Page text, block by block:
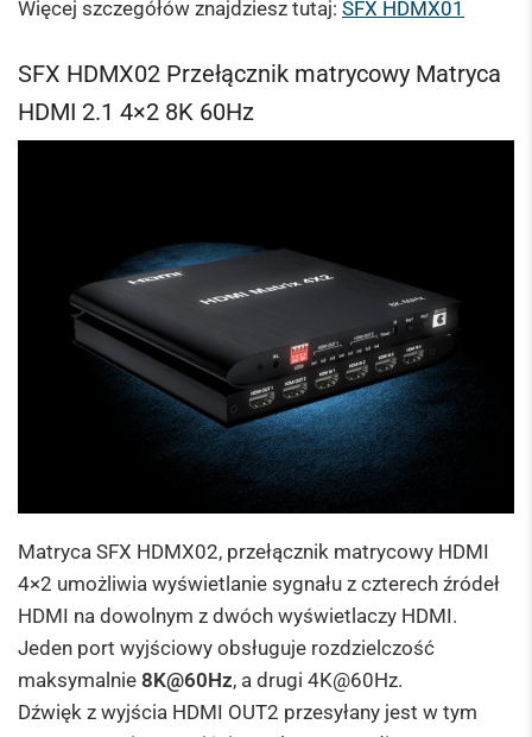
Więcej szczegółów znajdziesz tutaj: SFX HDMX01
SFX HDMX02 Przełącznik matrycowy Matryca
HDMI 2.1 4×2 8K 60Hz
Matryca SFX HDMX02, przełącznik matrycowy HDMI
4×2 umożliwia wyświetlanie sygnału z czterech źródeł
HDMI na dowolnym z dwóch wyświetlaczy HDMI.
Jeden port wyjściowy obsługuje rozdzielczość
maksymalnie 8K@60Hz, a drugi 4K@60Hz.
Dźwięk z wyjścia HDMI OUT2 przesyłany jest w tym